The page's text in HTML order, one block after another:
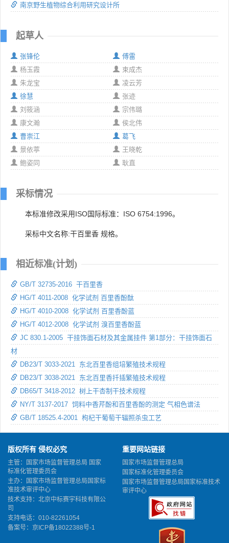
南京野生植物综合利用研究设计所
起草人
张锋伦
傅雷
杨玉霞
束成杰
朱龙宝
凌云芳
徐慧
张迹
刘筱涵
宗伟璐
康文瀚
侯北伟
曹崇江
葛飞
景依葶
王晓乾
鲍姿同
耿直
采标情况
本标准修改采用ISO国际标准：ISO 6754:1996。
采标中文名称:干百里香 规格。
相近标准(计划)
GB/T 32735-2016 干百里香
HG/T 4011-2008 化学试剂 百里香酚酞
HG/T 4010-2008 化学试剂 百里香酚蓝
HG/T 4012-2008 化学试剂 溴百里香酚蓝
JC 830.1-2005 干挂饰面石材及其金属挂件 第1部分：干挂饰面石
材
DB23/T 3033-2021 东北百里香组培繁殖技术规程
DB23/T 3038-2021 东北百里香扦插繁殖技术规程
DB65/T 3418-2012 树上干杏制干技术规程
NY/T 3137-2017 饲料中香芹酚和百里香酚的测定 气相色谱法
GB/T 18525.4-2001 枸杞干葡萄干辐照杀虫工艺
版权所有 侵权必究
主管：国家市场监督管理总局 国家
标准化管理委员会
主办：国家市场监督管理总局国家标
准技术审评中心
技术支持：北京中标赛宇科技有限公
司
支持电话：010-82261054
备案号： 京ICP备18022388号-1
重要网站链接
国家市场监督管理总局
国家标准化管理委员会
国家市场监督管理总局国家标准技术
审评中心